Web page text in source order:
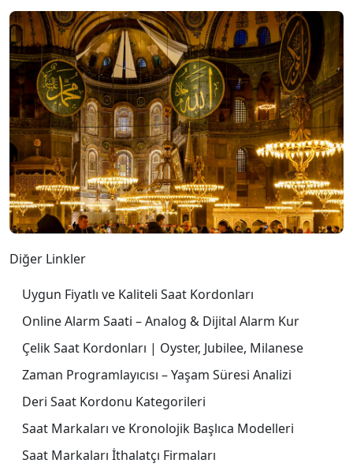
Diğer Linkler
Uygun Fiyatlı ve Kaliteli Saat Kordonları
Online Alarm Saati – Analog & Dijital Alarm Kur
Çelik Saat Kordonları | Oyster, Jubilee, Milanese
Zaman Programlayıcısı – Yaşam Süresi Analizi
Deri Saat Kordonu Kategorileri
Saat Markaları ve Kronolojik Başlıca Modelleri
Saat Markaları İthalatçı Firmaları